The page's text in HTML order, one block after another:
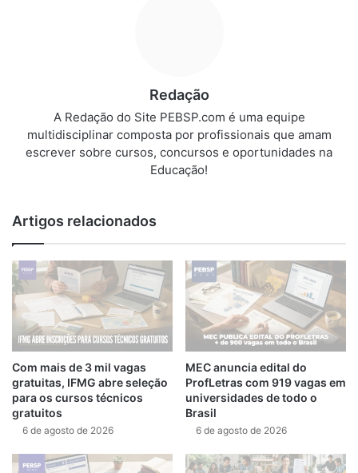
Redação
A Redação do Site PEBSP.com é uma equipe
multidisciplinar composta por profissionais que amam
escrever sobre cursos, concursos e oportunidades na
Educação!
Artigos relacionados
Com mais de 3 mil vagas
gratuitas, IFMG abre seleção
para os cursos técnicos
gratuitos
6 de agosto de 2026
MEC anuncia edital do
ProfLetras com 919 vagas em
universidades de todo o
Brasil
6 de agosto de 2026